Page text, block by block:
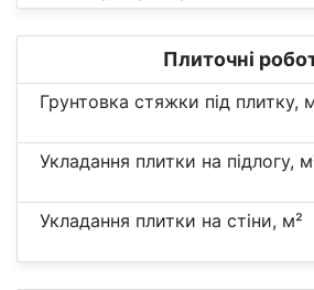
Плиточні
Грунтовка стяжки під плитку,
Укладання плитки на підлогу,
Укладання плитки на стіни, м²